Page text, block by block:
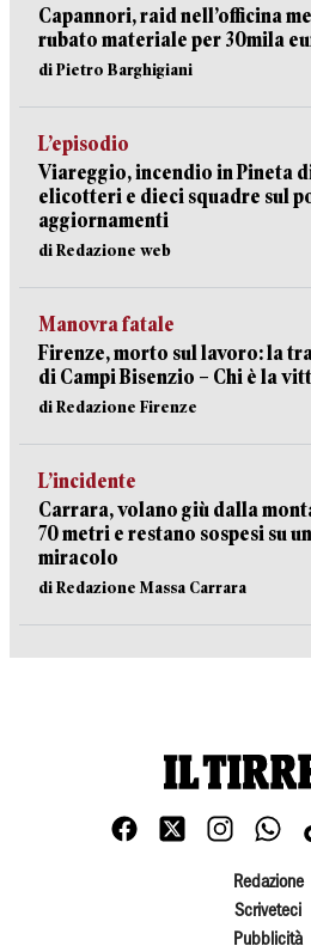
Capannori, raid nell’officina
rubato materiale per 30mila
di Pietro Barghigiani
L’episodio
Viareggio, incendio in Pineta
elicotteri e dieci squadre sul
aggiornamenti
di Redazione web
Manovra fatale
Firenze, morto sul lavoro: la
di Campi Bisenzio – Chi è la
di Redazione Firenze
L’incidente
Carrara, volano giù dalla
70 metri e restano sospesi su
miracolo
di Redazione Massa Carrara
Redazione
Scriveteci
Pubblicità